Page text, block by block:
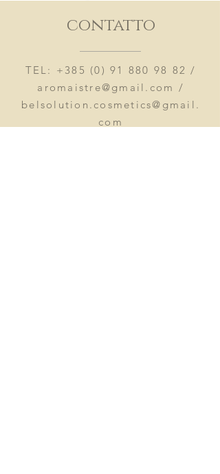
contatto
TEL: +385 (0) 91 880 98 82 /
aromaistre@gmail.com /
belsolution.cosmetics@gmail.
com